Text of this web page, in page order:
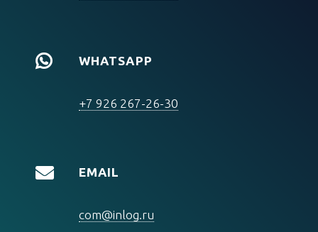
WHATSAPP
+7 926 267-26-30
EMAIL
com@inlog.ru